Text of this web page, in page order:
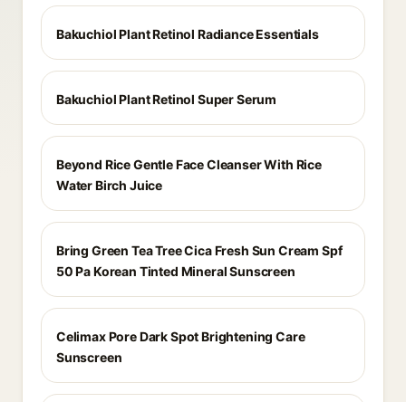
Bakuchiol Plant Retinol Radiance Essentials
Bakuchiol Plant Retinol Super Serum
Beyond Rice Gentle Face Cleanser With Rice
Water Birch Juice
Bring Green Tea Tree Cica Fresh Sun Cream Spf
50 Pa Korean Tinted Mineral Sunscreen
Celimax Pore Dark Spot Brightening Care
Sunscreen